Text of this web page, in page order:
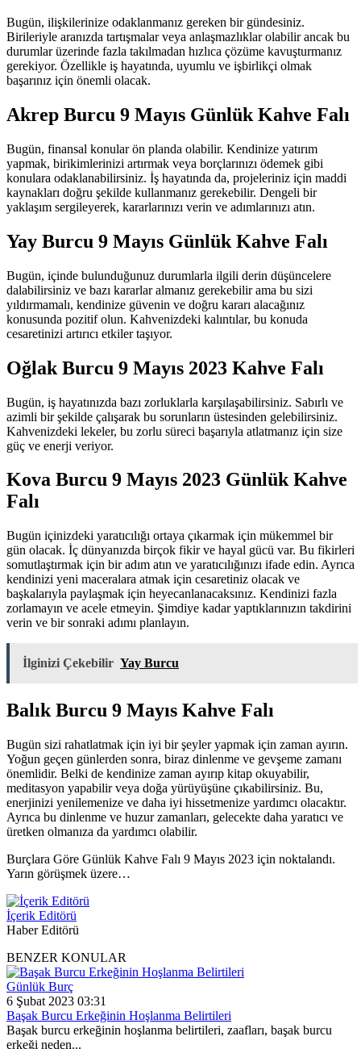
Bugün, ilişkilerinize odaklanmanız gereken bir gündesiniz.
Birileriyle aranızda tartışmalar veya anlaşmazlıklar olabilir ancak bu
durumlar üzerinde fazla takılmadan hızlıca çözüme kavuşturmanız
gerekiyor. Özellikle iş hayatında, uyumlu ve işbirlikçi olmak
başarınız için önemli olacak.
Akrep Burcu 9 Mayıs Günlük Kahve Falı
Bugün, finansal konular ön planda olabilir. Kendinize yatırım
yapmak, birikimlerinizi artırmak veya borçlarınızı ödemek gibi
konulara odaklanabilirsiniz. İş hayatında da, projeleriniz için maddi
kaynakları doğru şekilde kullanmanız gerekebilir. Dengeli bir
yaklaşım sergileyerek, kararlarınızı verin ve adımlarınızı atın.
Yay Burcu 9 Mayıs Günlük Kahve Falı
Bugün, içinde bulunduğunuz durumlarla ilgili derin düşüncelere
dalabilirsiniz ve bazı kararlar almanız gerekebilir ama bu sizi
yıldırmamalı, kendinize güvenin ve doğru kararı alacağınız
konusunda pozitif olun. Kahvenizdeki kalıntılar, bu konuda
cesaretinizi artırıcı etkiler taşıyor.
Oğlak Burcu 9 Mayıs 2023 Kahve Falı
Bugün, iş hayatınızda bazı zorluklarla karşılaşabilirsiniz. Sabırlı ve
azimli bir şekilde çalışarak bu sorunların üstesinden gelebilirsiniz.
Kahvenizdeki lekeler, bu zorlu süreci başarıyla atlatmanız için size
güç ve enerji veriyor.
Kova Burcu 9 Mayıs 2023 Günlük Kahve
Falı
Bugün içinizdeki yaratıcılığı ortaya çıkarmak için mükemmel bir
gün olacak. İç dünyanızda birçok fikir ve hayal gücü var. Bu fikirleri
somutlaştırmak için bir adım atın ve yaratıcılığınızı ifade edin. Ayrıca
kendinizi yeni maceralara atmak için cesaretiniz olacak ve
başkalarıyla paylaşmak için heyecanlanacaksınız. Kendinizi fazla
zorlamayın ve acele etmeyin. Şimdiye kadar yaptıklarınızın takdirini
verin ve bir sonraki adımı planlayın.
İlginizi Çekebilir Yay Burcu
Balık Burcu 9 Mayıs Kahve Falı
Bugün sizi rahatlatmak için iyi bir şeyler yapmak için zaman ayırın.
Yoğun geçen günlerden sonra, biraz dinlenme ve gevşeme zamanı
önemlidir. Belki de kendinize zaman ayırıp kitap okuyabilir,
meditasyon yapabilir veya doğa yürüyüşüne çıkabilirsiniz. Bu,
enerjinizi yenilemenize ve daha iyi hissetmenize yardımcı olacaktır.
Ayrıca bu dinlenme ve huzur zamanları, gelecekte daha yaratıcı ve
üretken olmanıza da yardımcı olabilir.
Burçlara Göre Günlük Kahve Falı 9 Mayıs 2023 için noktalandı.
Yarın görüşmek üzere…
İçerik Editörü
Haber Editörü
BENZER KONULAR
Günlük Burç
6 Şubat 2023 03:31
Başak Burcu Erkeğinin Hoşlanma Belirtileri
Başak burcu erkeğinin hoşlanma belirtileri, zaafları, başak burcu
erkeği neden...